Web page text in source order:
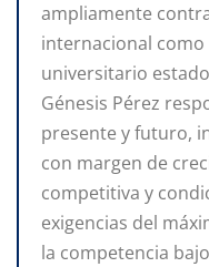
ampliamente
internacional
universitario
Génesis Pérez
presente y futuro,
con margen de
competitiva y
exigencias del
la competencia